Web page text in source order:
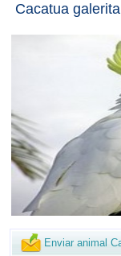
Cacatua galerita
Enviar animal